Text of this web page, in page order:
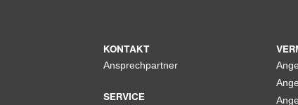
KONTAKT
Ansprechpartner
SERVICE